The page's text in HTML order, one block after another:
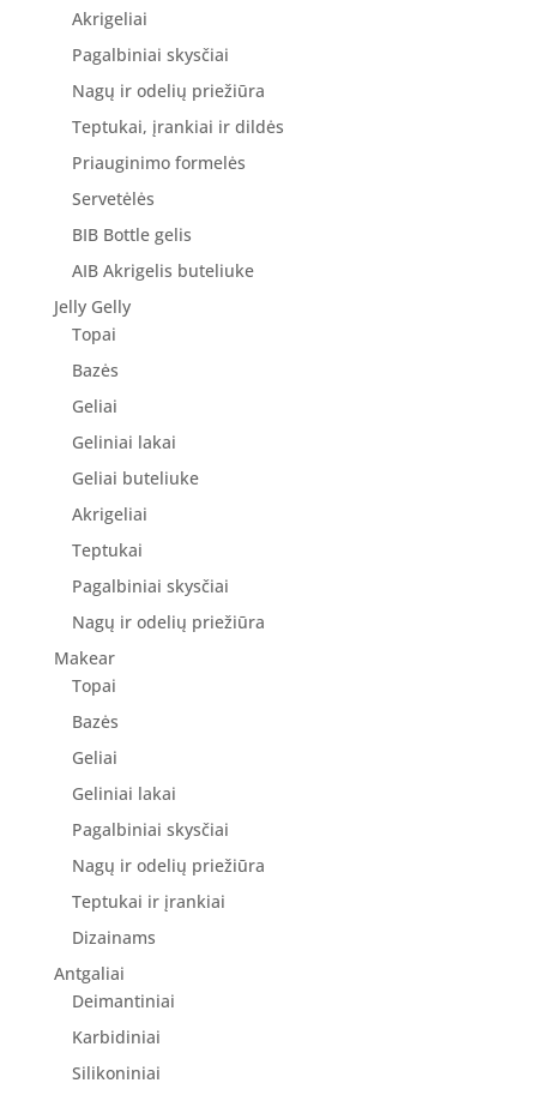
Akrigeliai
Pagalbiniai skysčiai
Nagų ir odelių priežiūra
Teptukai, įrankiai ir dildės
Priauginimo formelės
Servetėlės
BIB Bottle gelis
AIB Akrigelis buteliuke
Jelly Gelly
Topai
Bazės
Geliai
Geliniai lakai
Geliai buteliuke
Akrigeliai
Teptukai
Pagalbiniai skysčiai
Nagų ir odelių priežiūra
Makear
Topai
Bazės
Geliai
Geliniai lakai
Pagalbiniai skysčiai
Nagų ir odelių priežiūra
Teptukai ir įrankiai
Dizainams
Antgaliai
Deimantiniai
Karbidiniai
Silikoniniai